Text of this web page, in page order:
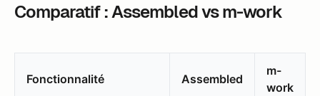
Comparatif : Assembled vs m-work
Fonctionnalité Assembled
m-
work